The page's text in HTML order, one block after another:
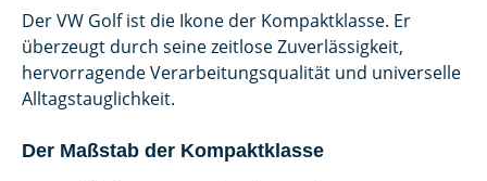
Der VW Golf ist die Ikone der Kompaktklasse. Er
überzeugt durch seine zeitlose Zuverlässigkeit,
hervorragende Verarbeitungsqualität und universelle
Alltagstauglichkeit.
Der Maßstab der Kompaktklasse